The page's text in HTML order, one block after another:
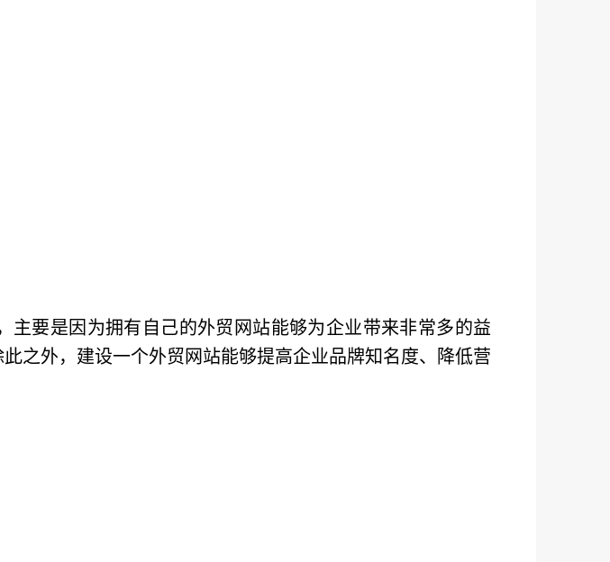
要是因为拥有自己的外贸网站能够为企业带来非常多的益
之外，建设一个外贸网站能够提高企业品牌知名度、降低营